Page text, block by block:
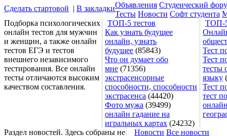
Сделать стартовой | В закладкиОбъявления Студенческий
Тесты Новости Софт студента
Подборка психологических
онлайн тестов для мужчин
и женщин, а также онлайн
тестов ЕГЭ и тестов
внешнего независимого
тестирования. Все онлайн
тесты отличаются высоким
качеством составления.
ТОП-5 тестов
ТОП-
Как узнать будущее
онлайн, узнать
будущее (85843)
Что он думает обо
мне (71356)
экстрасенсорные
способности, способности
экстрасенса (44420)
Фото мужа (39499)
онлайн гадание на
игральных картах (24232)
Тест
Тест
тесты
языку
Тест
тест
Раздел новостей. Здесь собраны не
Новости Все новости